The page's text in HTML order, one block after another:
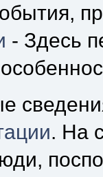
- Здесь
. На